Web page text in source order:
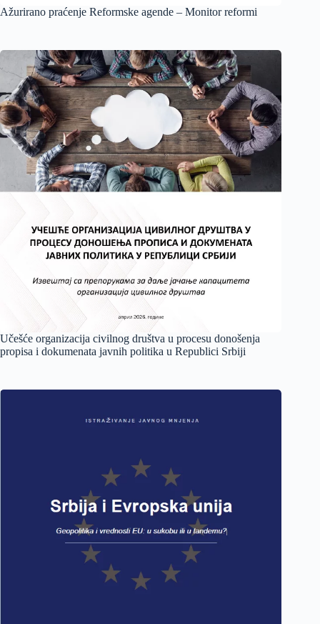
Ažuriranо praćenje Reformske agende – Monitor reformi
Učešće organizacija civilnog društva u procesu donošenja
propisa i dokumenata javnih politika u Republici Srbiji